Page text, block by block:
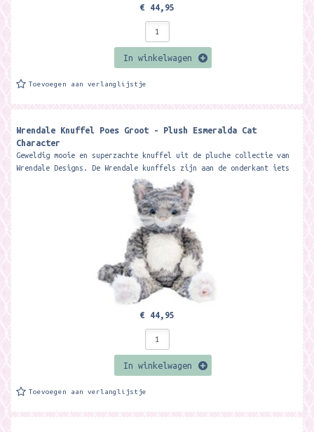
€ 44,95
In winkelwagen
Toevoegen aan verlanglijstje
Wrendale Knuffel Poes Groot - Plush Esmeralda Cat
Character
Geweldig mooie en superzachte knuffel uit de pluche collectie van
Wrendale Designs. De Wrendale kunffels zijn aan de onderkant iets
€ 44,95
In winkelwagen
Toevoegen aan verlanglijstje